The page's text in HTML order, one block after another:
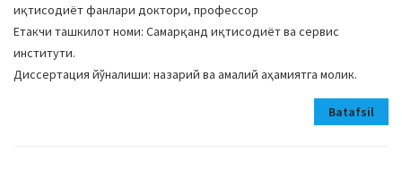
иқтисодиёт фанлари доктори, профессор
Етакчи ташкилот номи: Самарқанд иқтисодиёт ва сервис
институти.
Диссертация йўналиши: назарий ва амалий аҳамиятга молик.
Batafsil